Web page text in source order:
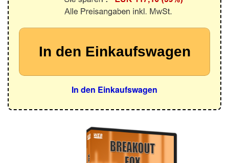
In den Einkaufswagen
In den Einkaufswagen